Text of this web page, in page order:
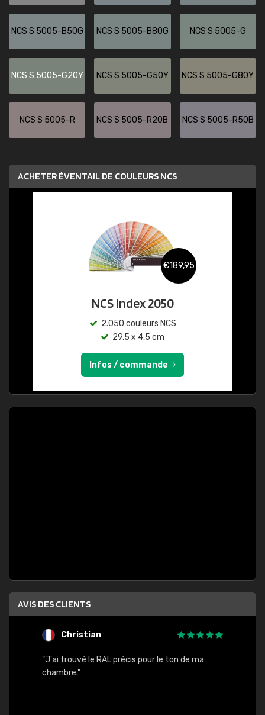
NCS S 5005-B50G NCS S 5005-B80G NCS S 5005-G
NCS S 5005-G20Y NCS S 5005-G50Y NCS S 5005-G80Y
NCS S 5005-R NCS S 5005-R20B NCS S 5005-R50B
ACHETER ÉVENTAIL DE COULEURS NCS
€189,95
NCS Index 2050
2.050 couleurs NCS
29,5 x 4,5 cm
Infos / commande
AVIS DES CLIENTS
Christian
"J'ai trouvé le RAL précis pour le ton de ma
chambre."